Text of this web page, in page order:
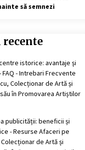
să semnezi
istorice: avantaje și
- Intrebari Frecvente
Colecționar de Artă și
în Promovarea Artiștilor
publicității: beneficii și
- Resurse Afaceri pe
de Artă și